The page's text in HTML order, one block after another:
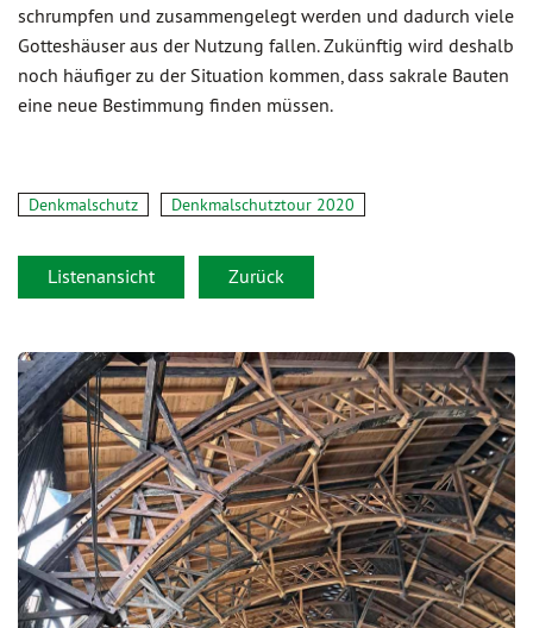
schrumpfen und zusammengelegt werden und dadurch viele
Gotteshäuser aus der Nutzung fallen. Zukünftig wird deshalb
noch häufiger zu der Situation kommen, dass sakrale Bauten
eine neue Bestimmung finden müssen.
Denkmalschutz Denkmalschutztour 2020
Listenansicht Zurück